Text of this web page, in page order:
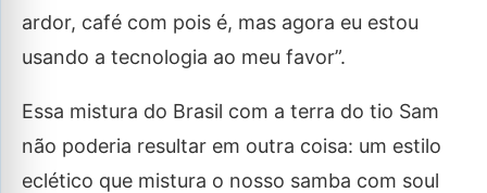
ardor, café com pois é, mas agora eu estou
usando a tecnologia ao meu favor”.
Essa mistura do Brasil com a terra do tio Sam
não poderia resultar em outra coisa: um estilo
eclético que mistura o nosso samba com soul